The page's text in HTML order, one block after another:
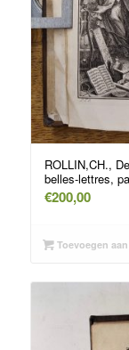
ROLLIN,CH.,
belles-lettres,
€200,00
Toevoegen